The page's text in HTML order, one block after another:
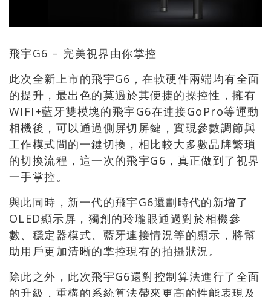
飛宇G6 – 完美視界由你掌控
此次全新上市的飛宇G6，在軟硬件兩端均有全面
的提升，最出色的莫過於其便捷的操控性，擁有
WIFI+藍牙雙模塊的飛宇G6在連接GoPro等運動
相機後，可以通過側屏切屏鍵，實現參數調節與
工作模式間的一鍵切換，相比較大多數品牌繁瑣
的切換流程，這一次的飛宇G6，真正做到了視界
一手掌控。
與此同時，新一代的飛宇G6還劃時代的新增了
OLED顯示屏，獨創的玲瓏眼通過對於相機參
數、穩定器模式、藍牙連接情況等的顯示，將幫
助用戶更加清晰的掌控現有的拍攝狀況。
除此之外，此次飛宇G6還對控制算法進行了全面
的升級，重構的系統算法帶來更高的性能表現及